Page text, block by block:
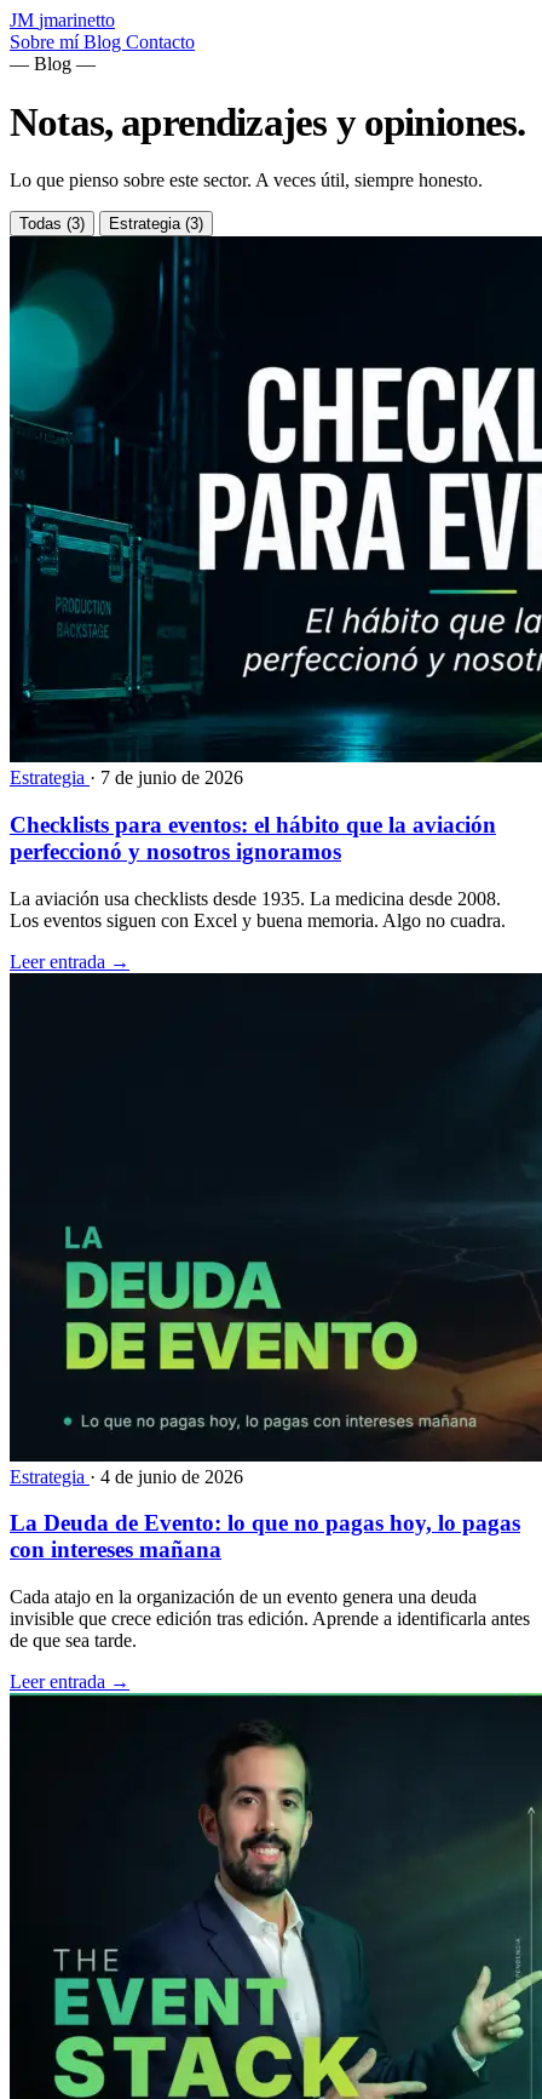
JM jmarinetto
Sobre míBlog Contacto
— Blog —
Notas, aprendizajes yopiniones.
Lo que pienso sobre este sector. A veces útil, siempre honesto.
Todas (3) Estrategia (3)
Estrategia · 7 de junio de 2026
Checklists para eventos: el hábito que la aviación
perfeccionó y nosotros ignoramos
La aviación usa checklists desde 1935. La medicina desde 2008.
Los eventos siguen con Excel y buena memoria. Algo no cuadra.
Leer entrada →
Estrategia · 4 de junio de 2026
La Deuda de Evento: lo que no pagas hoy, lo pagas
con intereses mañana
Cada atajo en la organización de un evento genera una deuda
invisible que crece edición tras edición. Aprende a identificarla antes
de que sea tarde.
Leer entrada →